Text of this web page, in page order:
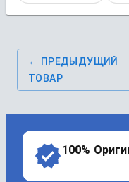
← ПРЕДЫДУЩИЙ
ТОВАР
100%